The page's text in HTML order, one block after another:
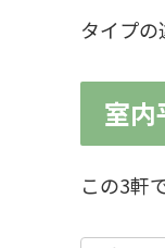
タイプ
室内
この3軒